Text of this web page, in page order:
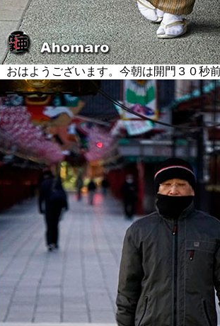
おはようございます。今朝は開門３０秒